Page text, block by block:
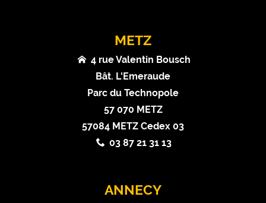
METZ
4 rue Valentin Bousch
Bât. L'Emeraude
Parc du Technopole
57 070 METZ
57084 METZ Cedex 03
03 87 21 31 13
ANNECY